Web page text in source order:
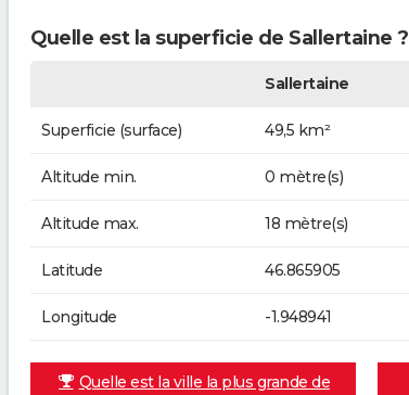
Quelle est la superficie de Sallertaine ?
Sallertaine
Superficie (surface) 49,5 km²
Altitude min. 0 mètre(s)
Altitude max. 18 mètre(s)
Latitude 46.865905
Longitude -1.948941
Quelle est la ville la plus grande de